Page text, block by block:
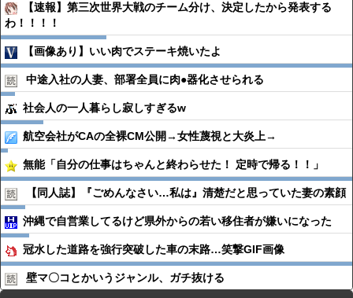
【速報】第三次世界大戦のチーム分け、決定したから発表する
わ！！！！
【画像あり】いい肉でステーキ焼いたよ
中途入社の人妻、部署全員に肉●︎器化させられる
社会人の一人暮らし寂しすぎるw
航空会社がCAの全裸CM公開→女性蔑視と大炎上→
無能「自分の仕事はちゃんと終わらせた！ 定時で帰る！！」
【同人誌】『ごめんなさい…私は』清楚だと思っていた妻の素顔
沖縄で自営業してるけど県外からの若い移住者が嫌いになった
冠水した道路を強行突破した車の末路…笑撃GIF画像
壁マ〇コとかいうジャンル、ガチ抜ける